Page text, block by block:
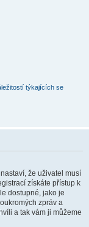
týkajících se
že uživatel musí
získáte přístup k
dostupné, jako je
zpráv a
a tak vám ji můžeme